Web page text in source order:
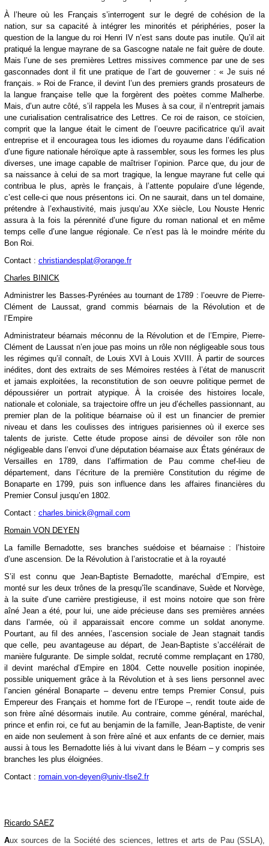
À l’heure où les Français s’interrogent sur le degré de cohésion de la
nation, sur sa capacité à intégrer les minorités et périphéries, poser la
question de la langue du roi Henri IV n’est sans doute pas inutile. Qu’il ait
pratiqué la lengue mayrane de sa Gascogne natale ne fait guère de doute.
Mais l’une de ses premières Lettres missives commence par une de ses
gasconnades dont il fit une pratique de l’art de gouverner : « Je suis né
français. » Roi de France, il devint l’un des premiers grands prosateurs de
la langue française telle que la forgèrent des poètes comme Malherbe.
Mais, d’un autre côté, s’il rappela les Muses à sa cour, il n’entreprit jamais
une curialisation centralisatrice des Lettres. Ce roi de raison, ce stoïcien,
comprit que la langue était le ciment de l’oeuvre pacificatrice qu’il avait
entreprise et il encouragea tous les idiomes du royaume dans l’édification
d’une figure nationale héroïque apte à rassembler, sous les formes les plus
diverses, une image capable de maîtriser l’opinion. Parce que, du jour de
sa naissance à celui de sa mort tragique, la lengue mayrane fut celle qui
contribua le plus, après le français, à l’attente populaire d’une légende,
c’est celle-ci que nous présentons ici. On ne saurait, dans un tel domaine,
prétendre à l’exhaustivité, mais jusqu’au XXe siècle, Lou Nouste Henric
assura à la fois la pérennité d’une figure du roman national et en même
temps celle d’une langue régionale. Ce n’est pas là le moindre mérite du
Bon Roi.
Contact : christiandesplat@orange.fr
Charles BINICK
Administrer les Basses-Pyrénées au tournant de 1789 : l’oeuvre de Pierre-
Clément de Laussat, grand commis béarnais de la Révolution et de
l’Empire
Administrateur béarnais méconnu de la Révolution et de l’Empire, Pierre-
Clément de Laussat n’en joue pas moins un rôle non négligeable sous tous
les régimes qu’il connaît, de Louis XVI à Louis XVIII. À partir de sources
inédites, dont des extraits de ses Mémoires restées à l’état de manuscrit
et jamais exploitées, la reconstitution de son oeuvre politique permet de
dépoussiérer un portrait atypique. À la croisée des histoires locale,
nationale et coloniale, sa trajectoire offre un jeu d’échelles passionnant, au
premier plan de la politique béarnaise où il est un financier de premier
niveau et dans les coulisses des intrigues parisiennes où il exerce ses
talents de juriste. Cette étude propose ainsi de dévoiler son rôle non
négligeable dans l’envoi d’une députation béarnaise aux États généraux de
Versailles en 1789, dans l’affirmation de Pau comme chef-lieu de
département, dans l’écriture de la première Constitution du régime de
Bonaparte en 1799, puis son influence dans les affaires financières du
Premier Consul jusqu’en 1802.
Contact : charles.binick@gmail.com
Romain VON DEYEN
La famille Bernadotte, ses branches suédoise et béarnaise : l’histoire
d’une ascension. De la Révolution à l’aristocratie et à la royauté
S’il est connu que Jean-Baptiste Bernadotte, maréchal d’Empire, est
monté sur les deux trônes de la presqu’île scandinave, Suède et Norvège,
à la suite d’une carrière prestigieuse, il est moins notoire que son frère
aîné Jean a été, pour lui, une aide précieuse dans ses premières années
dans l’armée, où il apparaissait encore comme un soldat anonyme.
Pourtant, au fil des années, l’ascension sociale de Jean stagnait tandis
que celle, peu avantageuse au départ, de Jean-Baptiste s’accélérait de
manière fulgurante. De simple soldat, recruté comme remplaçant en 1780,
il devint maréchal d’Empire en 1804. Cette nouvelle position inopinée,
possible uniquement grâce à la Révolution et à ses liens personnel avec
l’ancien général Bonaparte – devenu entre temps Premier Consul, puis
Empereur des Français et homme fort de l’Europe –, rendit toute aide de
son frère aîné désormais inutile. Au contraire, comme général, maréchal,
prince et enfin roi, ce fut au benjamin de la famille, Jean-Baptiste, de venir
en aide non seulement à son frère aîné et aux enfants de ce dernier, mais
aussi à tous les Bernadotte liés à lui vivant dans le Béarn – y compris ses
branches les plus éloignées.
Contact : romain.von-deyen@univ-tlse2.fr
Ricardo SAEZ
Aux sources de la Société des sciences, lettres et arts de Pau (SSLA),